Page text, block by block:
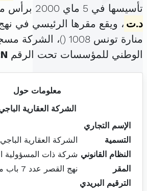
تأسيسها في 5 ماي 2000 برأس مال قدره
د.ت
منارة تونس 1008 (
)، الشركة
الوطني للمؤسسات تحت الرقم
معلومات حول
الشركة العقارية
الإسم التجاري
التسمية
الشركة العقارية الباجي
النظام القانوني شركة ذات المسؤولية
المقر
نهج القصر عدد 7 باب منارة تونس 1008
الترقيم البريدي